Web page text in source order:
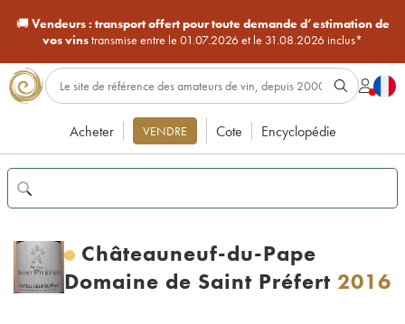
🚚Vendeurs : transport offert pour toute demande d’estimation de
vos vinstransmise entre le 01.07.2026 et le 31.08.2026 inclus*
Acheter VENDRE Cote Encyclopédie
Châteauneuf-du-Pape
Domaine de Saint Préfert 2016